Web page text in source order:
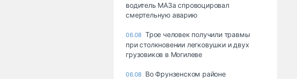
водитель МАЗа спровоцировал
смертельную аварию
06.08 Трое человек получили травмы
при столкновении легковушки и двух
грузовиков в Могилеве
06.08 Во Фрунзенском районе